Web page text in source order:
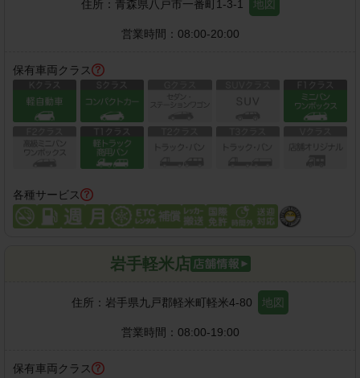
住所： 青森県八戸市一番町1-3-1 地図
営業時間： 08:00-20:00
保有車両クラス
各種サービス
岩手軽米店
住所： 岩手県九戸郡軽米町軽米4-80 地図
営業時間： 08:00-19:00
保有車両クラス